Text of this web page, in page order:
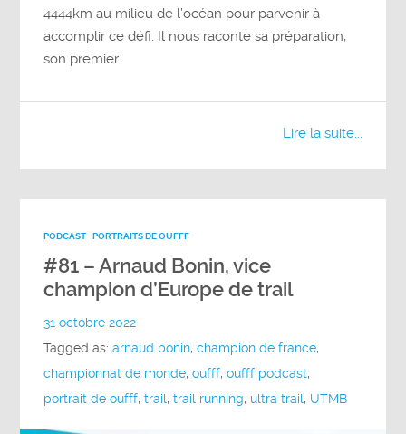
4444km au milieu de l’océan pour parvenir à
accomplir ce défi. Il nous raconte sa préparation,
son premier…
Lire la suite...
PODCAST PORTRAITS DE OUFFF
#81 – Arnaud Bonin, vice
champion d’Europe de trail
31 octobre 2022
Tagged as:arnaud bonin,champion de france,
championnat de monde,oufff,oufff podcast,
portrait de oufff,trail,trail running, ultra trail, UTMB